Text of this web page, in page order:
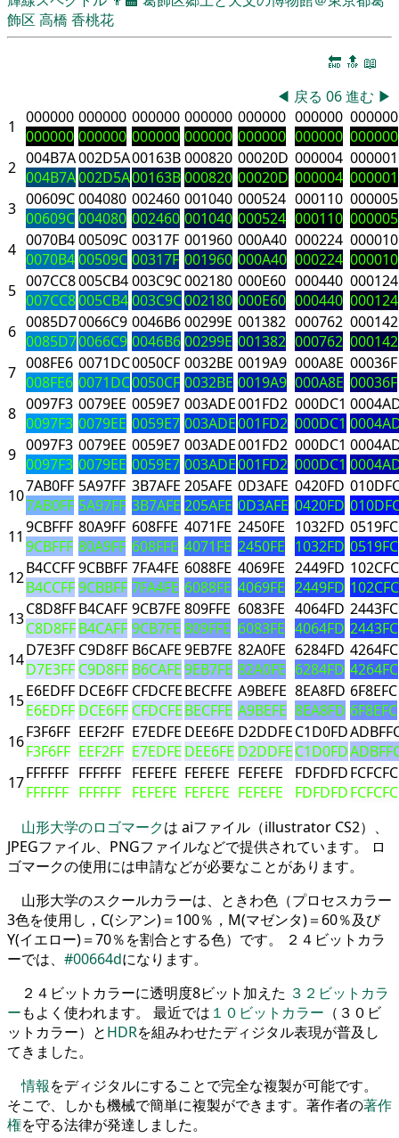
飾区 高橋 香桃花
🔚 🔝 📖
◀ 戻る 06進む ▶
1
000000
000000
000000
000000
000000
000000
000000
000000
000000
000000
000000
000000
000000
000000
2 004B7A
004B7A
002D5A
002D5A
00163B
00163B
000820
000820
00020D
00020D
000004
000004
000001
000001
3 00609C
00609C
004080
004080
002460
002460
001040
001040
000524
000524
000110
000110
000005
000005
4 0070B4
0070B4
00509C
00509C
00317F
00317F
001960
001960
000A40
000A40
000224
000224
000010
000010
5 007CC8
007CC8
005CB4
005CB4
003C9C
003C9C
002180
002180
000E60
000E60
000440
000440
000124
000124
6 0085D7
0085D7
0066C9
0066C9
0046B6
0046B6
00299E
00299E
001382
001382
000762
000762
000142
000142
7 008FE6
008FE6
0071DC
0071DC
0050CF
0050CF
0032BE
0032BE
0019A9
0019A9
000A8E
000A8E
00036F
00036F
8 0097F3
0097F3
0079EE
0079EE
0059E7
0059E7
003ADE
003ADE
001FD2
001FD2
000DC1
000DC1
9 0097F3
0097F3
0079EE
0079EE
0059E7
0059E7
003ADE
003ADE
001FD2
001FD2
000DC1
000DC1
107AB0FF
7AB0FF
5A97FF
5A97FF
3B7AFE
3B7AFE
205AFE
205AFE
0D3AFE
0D3AFE
0420FD
0420FD
11 9CBFFF
9CBFFF
80A9FF
80A9FF
608FFE
608FFE
4071FE
4071FE
2450FE
2450FE
1032FD
1032FD
0519FC
0519FC
12B4CCFF
B4CCFF
9CBBFF
9CBBFF
7FA4FE
7FA4FE
6088FE
6088FE
4069FE
4069FE
2449FD
2449FD
102CFC
102CFC
13C8D8FF
C8D8FF
B4CAFF
B4CAFF
9CB7FE
9CB7FE
809FFE
809FFE
6083FE
6083FE
4064FD
4064FD
2443FC
2443FC
14D7E3FF
D7E3FF
C9D8FF
C9D8FF
B6CAFE
B6CAFE
9EB7FE
9EB7FE
82A0FE
82A0FE
6284FD
6284FD
4264FC
4264FC
15E6EDFF
E6EDFF
DCE6FF
DCE6FF
CFDCFE
CFDCFE
BECFFE
BECFFE
A9BEFE
A9BEFE
8EA8FD
8EA8FD
6F8EFC
6F8EFC
16F3F6FF
F3F6FF
EEF2FF
EEF2FF
E7EDFE
E7EDFE
DEE6FE
DEE6FE
D2DDFE
D2DDFE
C1D0FD
C1D0FD
17FFFFFF
FFFFFF
FFFFFF
FFFFFF
FEFEFE
FEFEFE
FEFEFE
FEFEFE
FEFEFE
FEFEFE
FDFDFD
FDFDFD
FCFCFC
FCFCFC
山形大学のロゴマークは aiファイル（illustrator CS2）、
JPEGファイル、PNGファイルなどで提供されています。 ロ
ゴマークの使用には申請などが必要なことがあります。
山形大学のスクールカラーは、ときわ色（プロセスカラー
3色を使用し，C(シアン)＝100％，M(マゼンタ)＝60％及び
Y(イエロー)＝70％を割合とする色）です。 ２４ビットカラ
ーでは、 #00664dになります。
２４ビットカラーに透明度8ビット加えた ３２ビットカラ
ーもよく使われます。 最近では １０ビットカラー （３０ビ
ットカラー）とHDRを組みわせたディジタル表現が普及し
てきました。
情報をディジタルにすることで完全な複製が可能です。
そこで、しかも機械で簡単に複製ができます。著作者の著作
権を守る法律が発達しました。